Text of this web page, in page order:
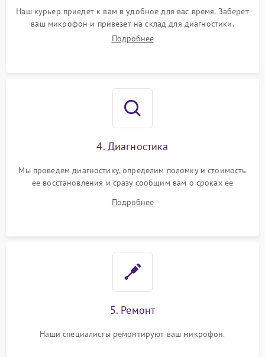
Наш курьер приедет к вам в удобное для вас время. Заберет
ваш микрофон и привезет на склад для диагностики.
Подробнее
4. Диагностика
Мы проведем диагностику, определим поломку и стоимость
ее восстановления и сразу сообщим вам о сроках ее
Подробнее
5. Ремонт
Наши специалисты ремонтируют ваш микрофон.